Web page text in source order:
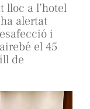
lloc a l’hotel
alertat
i
el 45
de